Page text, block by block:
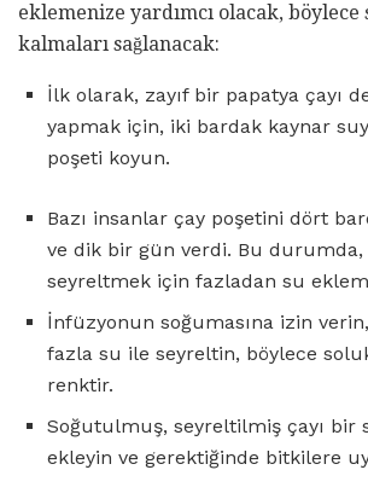
eklemenize yardımcı olacak, böylece
kalmaları sağlanacak:
İlk olarak, zayıf bir papatya çayı
yapmak için, iki bardak kaynar
poşeti koyun.
Bazı insanlar çay poşetini dört
ve dik bir gün verdi. Bu durumda,
seyreltmek için fazladan su
İnfüzyonun soğumasına izin
fazla su ile seyreltin, böylece
renktir.
Soğutulmuş, seyreltilmiş çayı bir
ekleyin ve gerektiğinde bitkilere